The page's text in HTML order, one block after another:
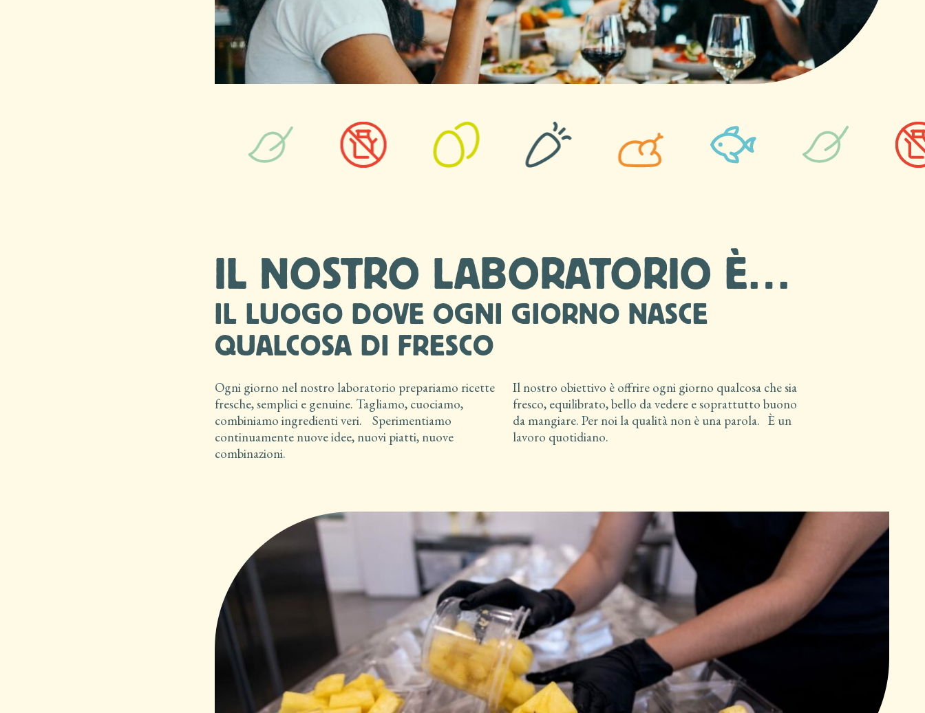
IL NOSTRO LABORATORIO È…
IL LUOGO DOVE OGNI GIORNO NASCE
QUALCOSA DI FRESCO
Ogni giorno nel nostro laboratorio prepariamo ricette
fresche, semplici e genuine. Tagliamo, cuociamo,
combiniamo ingredienti veri. Sperimentiamo
continuamente nuove idee, nuovi piatti, nuove
combinazioni.
Il nostro obiettivo è offrire ogni giorno qualcosa che sia
fresco, equilibrato, bello da vedere e soprattutto buono
da mangiare. Per noi la qualità non è una parola. È un
lavoro quotidiano.